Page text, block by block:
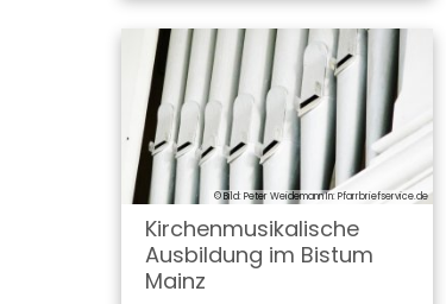
© Lothar Juli
© Bild: Peter Weidemann In: Pfarrbriefservice.de
Kirchenmusikalische
Ausbildung im Bistum
Mainz